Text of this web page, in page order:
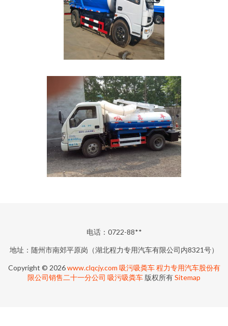
电话：0722-88**
地址：随州市南郊平原岗（湖北程力专用汽车有限公司内8321号）
Copyright © 2026www.clqcjy.com 吸污吸粪车 程力专用汽车股份有
限公司销售二十一分公司 吸污吸粪车 版权所有Sitemap